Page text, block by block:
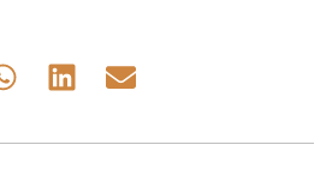
Share Share Share